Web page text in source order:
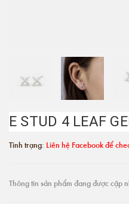
E STUD 4 LEAF
Tình trạng: Liên hệ Facebook để
Thông tin sản phẩm đang được cập